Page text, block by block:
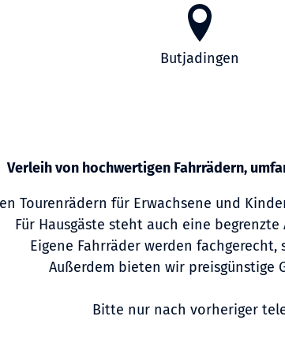
Butjadingen
Verleih von hochwertigen Fahrrädern,
Tourenrädern für Erwachsene und
Für Hausgäste steht auch eine
Eigene Fahrräder werden
Außerdem bieten wir preisgünstige
Bitte nur nach vorheriger